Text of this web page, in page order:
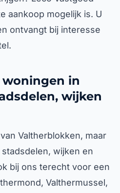
aankoop mogelijk is. U
ontvangt bij interesse
in
wijken
Valtherblokken, maar
wijken en
bij ons terecht voor een
Valthermussel,